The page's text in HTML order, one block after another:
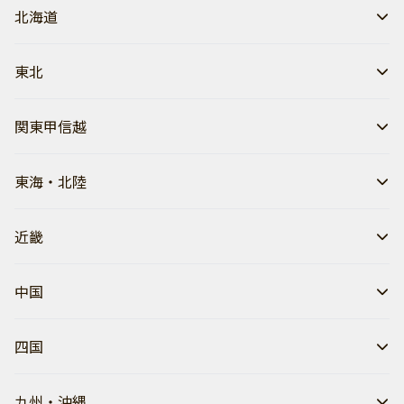
北海道
東北
関東甲信越
東海・北陸
近畿
中国
四国